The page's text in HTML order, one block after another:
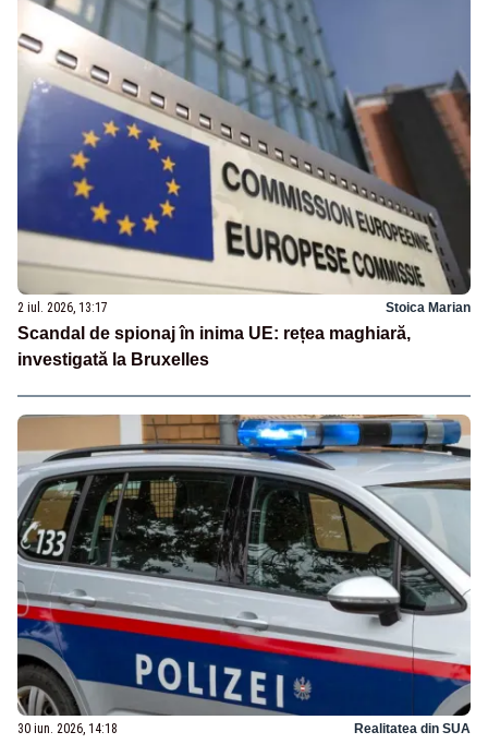
2 iul. 2026, 13:17 Stoica Marian
Scandal de spionaj în inima UE: rețea maghiară,
investigată la Bruxelles
30 iun. 2026, 14:18 Realitatea din SUA